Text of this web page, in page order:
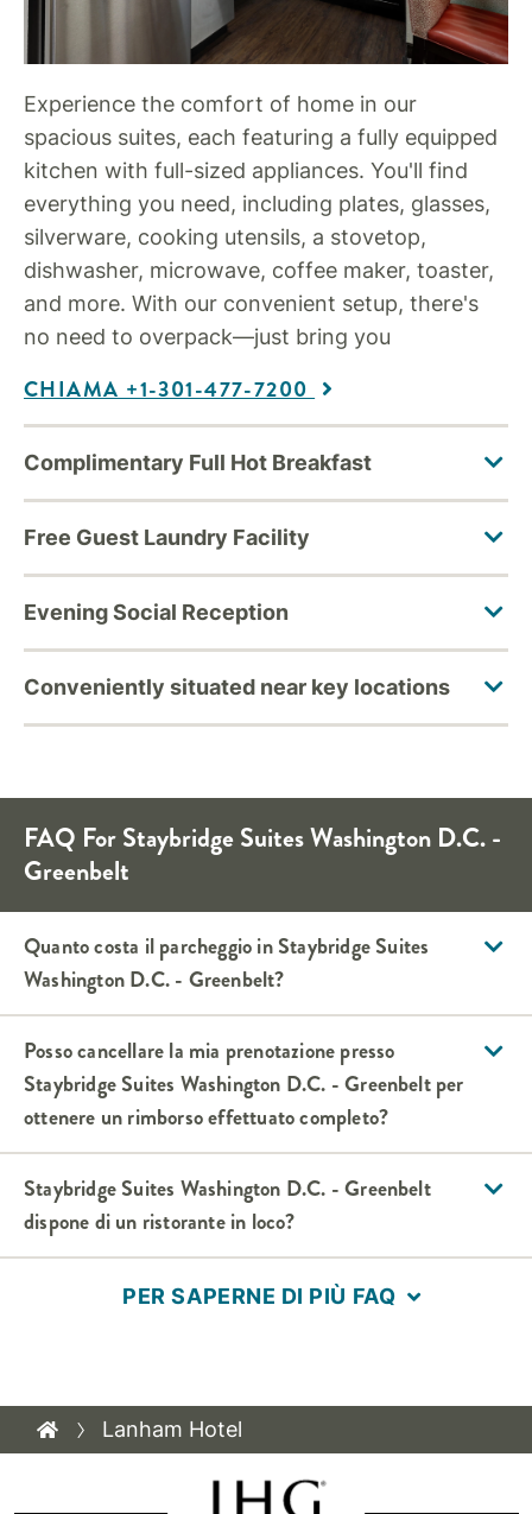
Experience the comfort of home in our
spacious suites, each featuring a fully equipped
kitchen with full-sized appliances. You'll find
everything you need, including plates, glasses,
silverware, cooking utensils, a stovetop,
dishwasher, microwave, coffee maker, toaster,
and more. With our convenient setup, there's
no need to overpack—just bring you
CHIAMA +1-301-477-7200
FAQ ForStaybridge SuitesWashington D.C. -
Greenbelt
Quanto costa il parcheggio inStaybridge Suites
Washington D.C. - Greenbelt?
Posso cancellare la mia prenotazione presso
Staybridge Suites Washington D.C. - Greenbeltper
ottenere un rimborso effettuato completo?
Staybridge Suites Washington D.C. - Greenbelt
dispone di un ristorante in loco?
PER SAPERNE DI PIÙ FAQ
Lanham Hotel